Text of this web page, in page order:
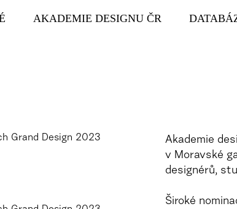
AKADEMIE DESIGNU ČR
Akademie
v Moravské
designérů,
Široké